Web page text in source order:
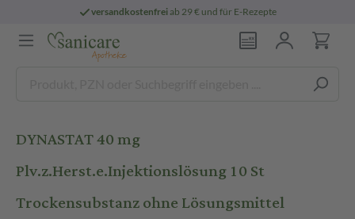
versandkostenfreiab 29 € und für E-Rezepte
DYNASTAT 40 mg
Plv.z.Herst.e.Injektionslösung 10 St
Trockensubstanz ohne Lösungsmittel